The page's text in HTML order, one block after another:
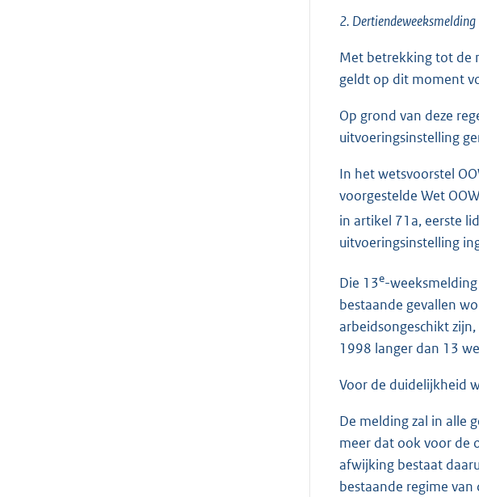
2. Dertiendeweeksmelding
Met betrekking tot de
geldt op dit moment
Op grond van deze
uitvoeringsinstelling
In het wetsvoorstel
voorgestelde Wet
in artikel 71a, eerste
uitvoeringsinstelling
Die 13e-
bestaande gevallen
arbeidsongeschikt
1998 langer dan 13
Voor de duidelijkheid
De melding zal in alle
meer dat ook voor de
afwijking bestaat
bestaande regime